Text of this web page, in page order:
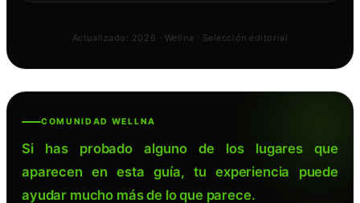
Actualizado: 2026 · Wellna · Selección editorial
COMUNIDAD WELLNA
Si has probado alguno de los lugares que
aparecen en esta guía, tu experiencia puede
ayudar mucho más de lo que parece.